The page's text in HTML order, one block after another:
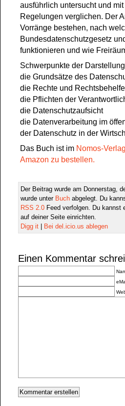
ausführlich untersucht und
Regelungen verglichen. Der
Vorränge bestehen, nach
Bundesdatenschutzgesetz
funktionieren und wie
Schwerpunkte der Darstellung
die Grundsätze des
die Rechte und
die Pflichten der
die Datenschutzaufsicht
die Datenverarbeitung im
der Datenschutz in der
Das Buch ist im Nomos-Verlag
Amazon zu bestellen.
Der Beitrag wurde am Donnerstag,
wurde unter Buch abgelegt. Du
RSS 2.0 Feed verfolgen. Du kannst
auf deiner Seite einrichten.
Digg it
Bei del.icio.us ablegen
Einen Kommentar